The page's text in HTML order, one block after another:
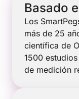
Basado
Los
más de 25
científica de
1500
de medición